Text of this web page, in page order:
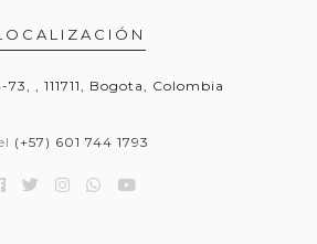
73, , 111711, Bogota, Colombia
(+57) 601 744 1793